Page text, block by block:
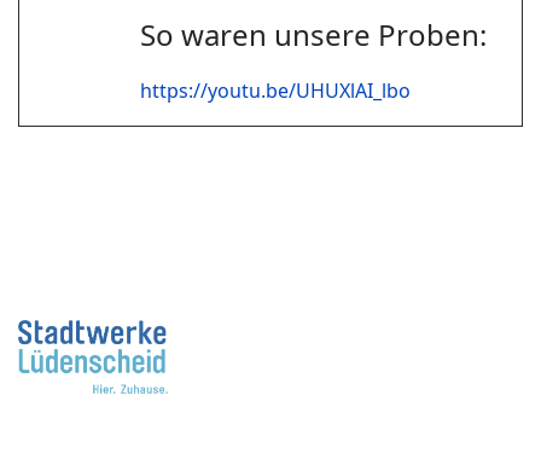
So waren unsere Proben:
https://youtu.be/UHUXlAI_lbo